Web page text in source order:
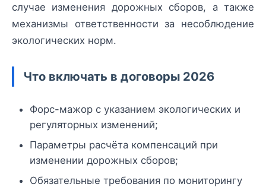
случае изменения дорожных сборов, а также
механизмы ответственности за несоблюдение
экологических норм.
Что включать в договоры 2026
Форс-мажор с указанием экологических и
регуляторных изменений;
Параметры расчёта компенсаций при
изменении дорожных сборов;
Обязательные требования по мониторингу